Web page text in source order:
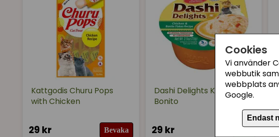
Cookies
Vi använder
webbutik
webbplats
Google.
Endast
Kattgodis Churu Pops
with Chicken
29 kr Bevaka
Dashi Delights Kyckling &
Bonito
29 kr Köp